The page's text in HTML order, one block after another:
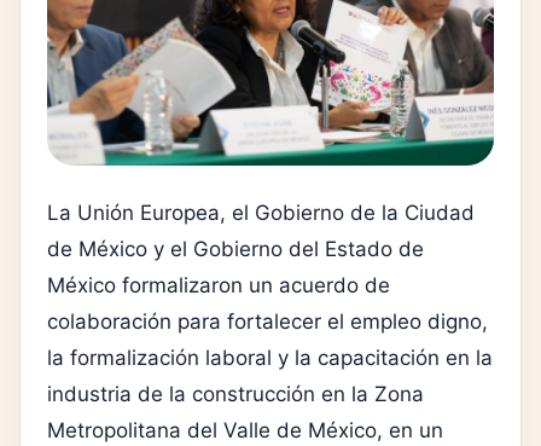
La Unión Europea, el Gobierno de la Ciudad
de México y el Gobierno del Estado de
México formalizaron un acuerdo de
colaboración para fortalecer el empleo digno,
la formalización laboral y la capacitación en la
industria de la construcción en la Zona
Metropolitana del Valle de México, en un